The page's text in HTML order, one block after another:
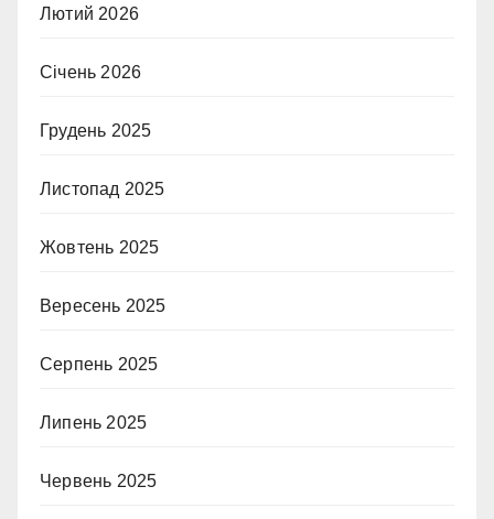
Лютий 2026
Січень 2026
Грудень 2025
Листопад 2025
Жовтень 2025
Вересень 2025
Серпень 2025
Липень 2025
Червень 2025